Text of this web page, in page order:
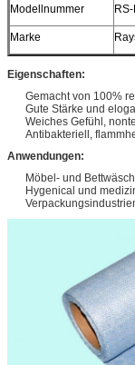
Modellnummer
Marke
Eigenschaften:
Gemacht von 100%
Gute Stärke und
Weiches Gefühl,
Antibakteriell,
Anwendungen:
Möbel- und
Hygenical und